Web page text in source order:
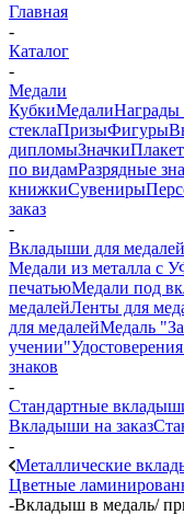
Главная
-
Каталог
-
Медали
КубкиМедалиНаграды
стеклаПризыФигуры
дипломыЗначки
по видамРазрядные
книжкиСувениры
заказ
-
Вкладыши для медалей
Медали из металла с
печатьюМедали под
медалейЛенты для
для медалейМедаль
учении"
знаков
-
Стандартные
Вкладыши на заказ
-
Металлические
Цветные
-Вкладыш в медаль/